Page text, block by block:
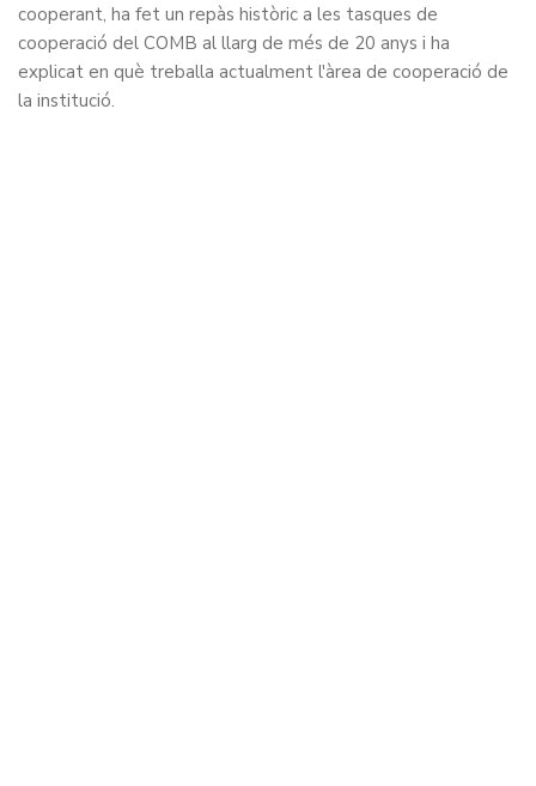
cooperant, ha fet un repàs històric a les tasques de
cooperació del COMB al llarg de més de 20 anys i ha
explicat en què treballa actualment l'àrea de cooperació de
la institució.